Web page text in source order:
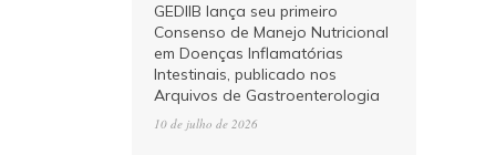
GEDIIB lança seu primeiro
Consenso de Manejo Nutricional
em Doenças Inflamatórias
Intestinais, publicado nos
Arquivos de Gastroenterologia
10 de julho de 2026